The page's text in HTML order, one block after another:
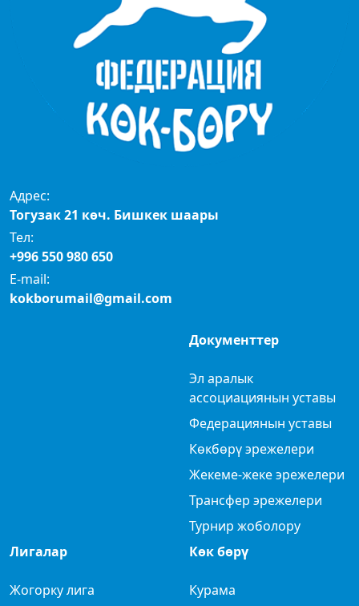
Адрес:
Тогузак 21 көч. Бишкек шаары
Тел:
+996 550 980 650
E-mail:
kokborumail@gmail.com
Документтер
Эл аралык
ассоциациянын уставы
Федерациянын уставы
Көкбөрү эрежелери
Жекеме-жеке эрежелери
Трансфер эрежелери
Турнир жоболору
Лигалар
Жогорку лига
Көк бөрү
Курама